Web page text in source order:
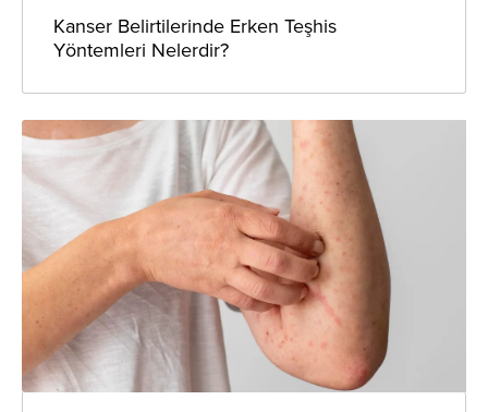
Kanser Belirtilerinde Erken Teşhis
Yöntemleri Nelerdir?